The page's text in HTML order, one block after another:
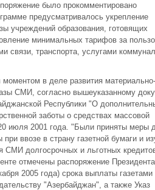
было прокомментировано
предусматривалось укрепление
учреждений образования, готовящих
минимальных тарифов за
связи, транспорта, услугами
в деле развития материально-
СМИ, согласно вышеуказанному
Республики "О
заботы о средствах массовой
июля 2001 года. "Были приняты меры
ввозе в страну газетной бумаги и
СМИ долгосрочных и льготных
отмечены распоряжение
2005 года) срока выплаты газетами
"Азербайджан", а также Указ